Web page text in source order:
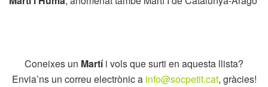
Coneixes un Martíi vols que surti en aquesta llista?
Envia’ns un correu electrònic a info@socpetit.cat, gràcies!